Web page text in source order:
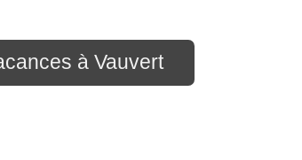
à Vauvert